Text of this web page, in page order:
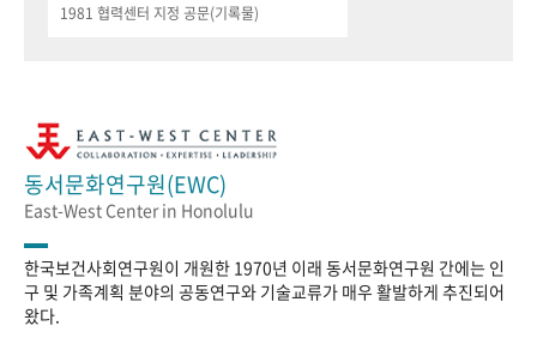
1981 협력센터 지정 공문(기록물)
동서문화연구원(EWC)
East-West Center in Honolulu
한국보건사회연구원이 개원한 1970년 이래 동서문화연구원 간에는 인
구 및 가족계획 분야의 공동연구와 기술교류가 매우 활발하게 추진되어
왔다.